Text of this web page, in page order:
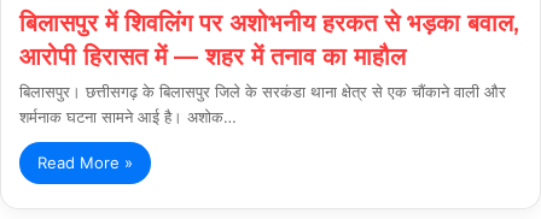
बिलासपुर में शिवलिंग पर अशोभनीय हरकत से भड़का बवाल,
आरोपी हिरासत में — शहर में तनाव का माहौल
बिलासपुर। छत्तीसगढ़ के बिलासपुर जिले के सरकंडा थाना क्षेत्र से एक चौंकाने वाली और
शर्मनाक घटना सामने आई है। अशोक…
Read More »